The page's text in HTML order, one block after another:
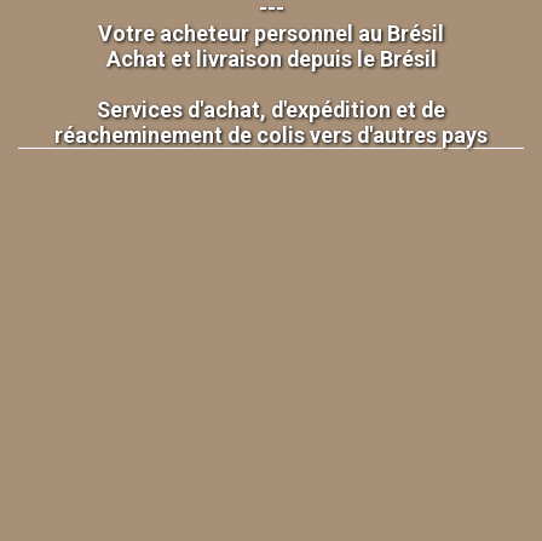
---
Votre acheteur personnel au Brésil
Achat et livraison depuis le Brésil
Services d'achat, d'expédition et de
réacheminement de colis vers d'autres pays